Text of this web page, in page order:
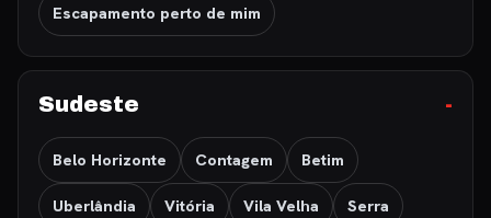
Escapamento perto de mim
Sudeste
Belo Horizonte Contagem Betim
Uberlândia Vitória Vila Velha Serra